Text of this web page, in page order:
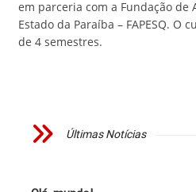
em parceria com a Fundação de
Estado da Paraíba – FAPESQ. O
de 4 semestres.
Últimas Notícias